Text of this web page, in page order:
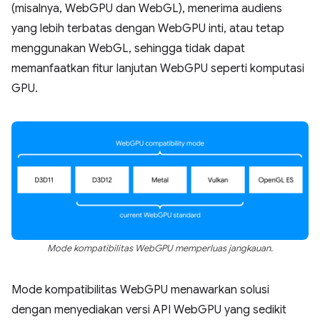
(misalnya, WebGPU dan WebGL), menerima audiens
yang lebih terbatas dengan WebGPU inti, atau tetap
menggunakan WebGL, sehingga tidak dapat
memanfaatkan fitur lanjutan WebGPU seperti komputasi
GPU.
Mode kompatibilitas WebGPU memperluas jangkauan.
Mode kompatibilitas WebGPU menawarkan solusi
dengan menyediakan versi API WebGPU yang sedikit